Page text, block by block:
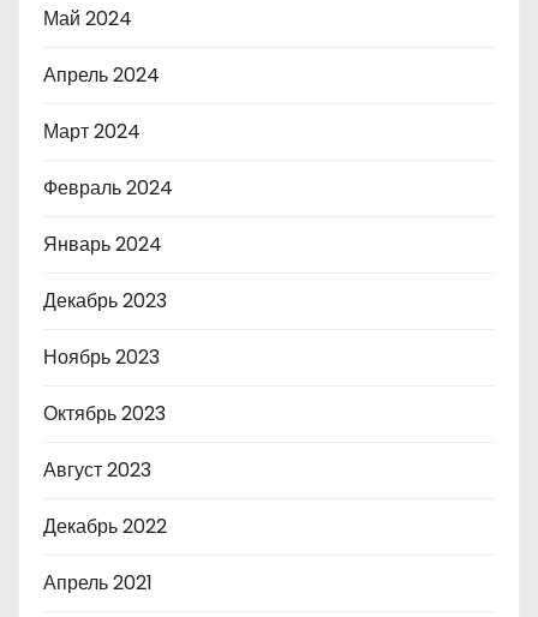
Май 2024
Апрель 2024
Март 2024
Февраль 2024
Январь 2024
Декабрь 2023
Ноябрь 2023
Октябрь 2023
Август 2023
Декабрь 2022
Апрель 2021